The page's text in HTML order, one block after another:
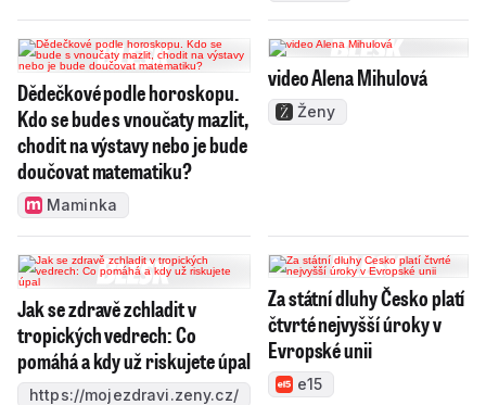
Dědečkové podle horoskopu.
Kdo se bude s vnoučaty mazlit,
chodit na výstavy nebo je bude
doučovat matematiku?
Maminka
video Alena Mihulová
Ženy
Jak se zdravě zchladit v
tropických vedrech: Co
pomáhá a kdy už riskujete úpal
https://mojezdravi.zeny.cz/
Za státní dluhy Česko platí
čtvrté nejvyšší úroky v
Evropské unii
e15